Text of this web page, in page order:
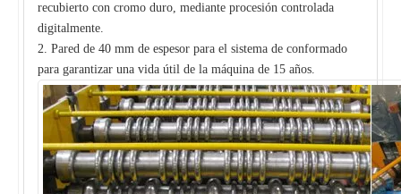
recubierto con cromo duro, mediante procesión controlada
digitalmente.
2. Pared de 40 mm de espesor para el sistema de conformado
para garantizar una vida útil de la máquina de 15 años.